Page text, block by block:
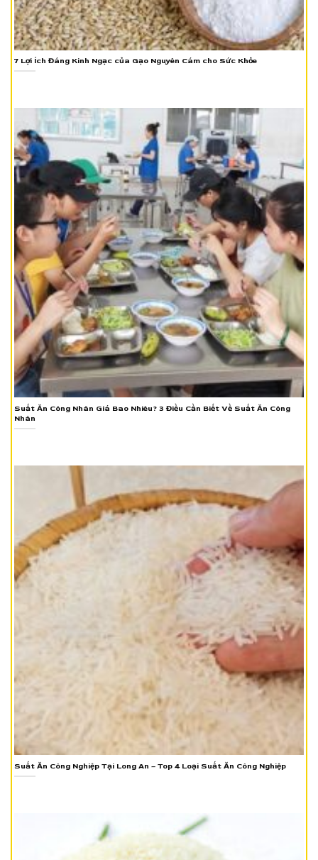
7 Lợi Ích Đáng Kinh Ngạc của Gạo Nguyên Cám cho Sức Khỏe
Suất Ăn Công Nhân Giá Bao Nhiêu? 3 Điều Cần Biết Về Suất Ăn Công
Nhân
Suất Ăn Công Nghiệp Tại Long An – Top 4 Loại Suất Ăn Công Nghiệp